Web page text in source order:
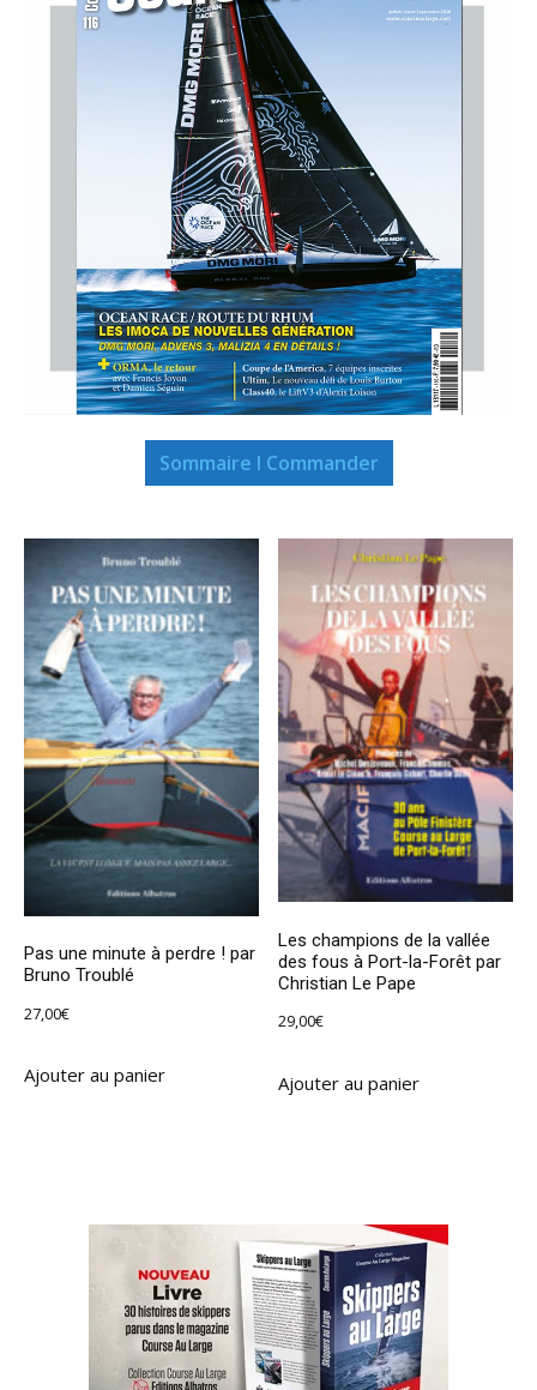
Sommaire I Commander
Pas une minute à perdre ! par
Bruno Troublé
27,00€
Ajouter au panier
Les champions de la vallée
des fous à Port-la-Forêt par
Christian Le Pape
29,00€
Ajouter au panier